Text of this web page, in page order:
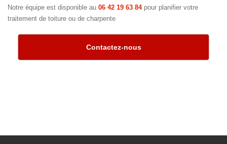
Notre équipe est disponible au 06 42 19 63 84pour planifier votre
traitement de toiture ou de charpente
Contactez-nous